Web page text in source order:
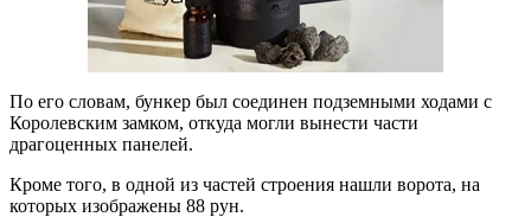
По его словам, бункер был соединен подземными ходами с
Королевским замком, откуда могли вынести части
драгоценных панелей.
Кроме того, в одной из частей строения нашли ворота, на
которых изображены 88 рун.